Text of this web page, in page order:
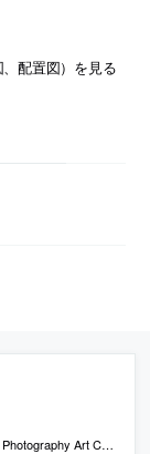
配置図）を見る
Art Centre”